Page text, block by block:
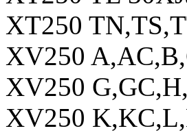
XT250
XV250
XV250
XV250